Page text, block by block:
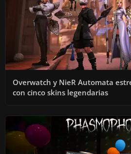
Overwatch y NieR Automata
con cinco skins legendarias